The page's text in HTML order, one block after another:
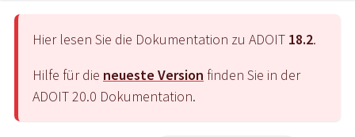
Hier lesen Sie die Dokumentation zu ADOIT 18.2.
Hilfe für die neueste Version finden Sie in der
ADOIT20.0 Dokumentation.